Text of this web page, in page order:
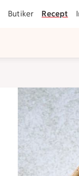
Butiker Recept